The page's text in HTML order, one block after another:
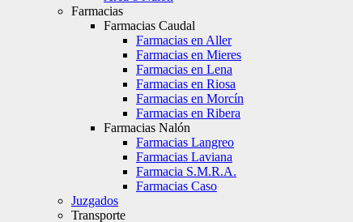
Farmacias
Farmacias Caudal
Farmacias en Aller
Farmacias en Mieres
Farmacias en Lena
Farmacias en Riosa
Farmacias en Morcín
Farmacias en Ribera
Farmacias Nalón
Farmacias Langreo
Farmacias Laviana
Farmacia S.M.R.A.
Farmacias Caso
Juzgados
Transporte